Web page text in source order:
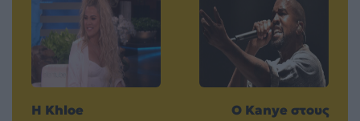
Η Khloe
Ο Kanye στους